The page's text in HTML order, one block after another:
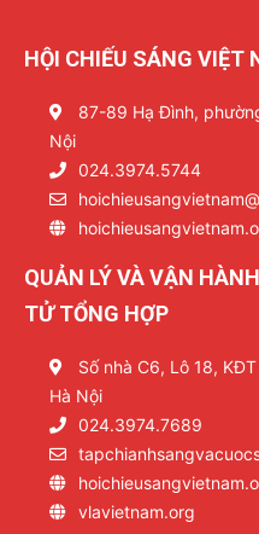
HỘI CHIẾU SÁNG VIỆT
87-89 Hạ Đình,
Nội
024.3974.5744
QUẢN LÝ VÀ VẬN
TỬ TỔNG HỢP
Số nhà C6, Lô 18,
Hà Nội
024.3974.7689
vlavietnam.org